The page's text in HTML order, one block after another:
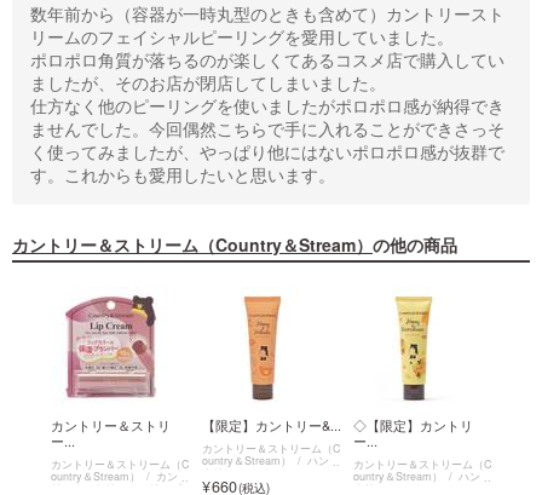
数年前から（容器が一時丸型のときも含めて）カントリースト
リームのフェイシャルピーリングを愛用していました。
ポロポロ角質が落ちるのが楽しくてあるコスメ店で購入してい
ましたが、そのお店が閉店してしまいました。
仕方なく他のピーリングを使いましたがポロポロ感が納得でき
ませんでした。今回偶然こちらで手に入れることができさっそ
く使ってみましたが、やっぱり他にはないポロポロ感が抜群で
す。これからも愛用したいと思います。
カントリー＆ストリーム（Country＆Stream） の他の商品
カントリー＆ストリ
ー...
カントリー＆ストリーム（C
ountry＆Stream） カント
リー＆ストリーム リップ
【限定】カントリー&...
カントリー＆ストリーム（C
ountry＆Stream） ハンド
クリーム・バーム
660
◇【限定】カントリ
ー...
カントリー＆ストリーム（C
ountry＆Stream） ハンド
クリーム・バーム